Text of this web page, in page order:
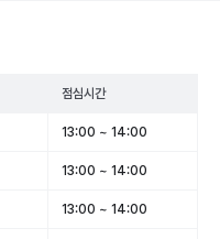
점심시간
13:00 ~ 14:00
13:00 ~ 14:00
13:00 ~ 14:00